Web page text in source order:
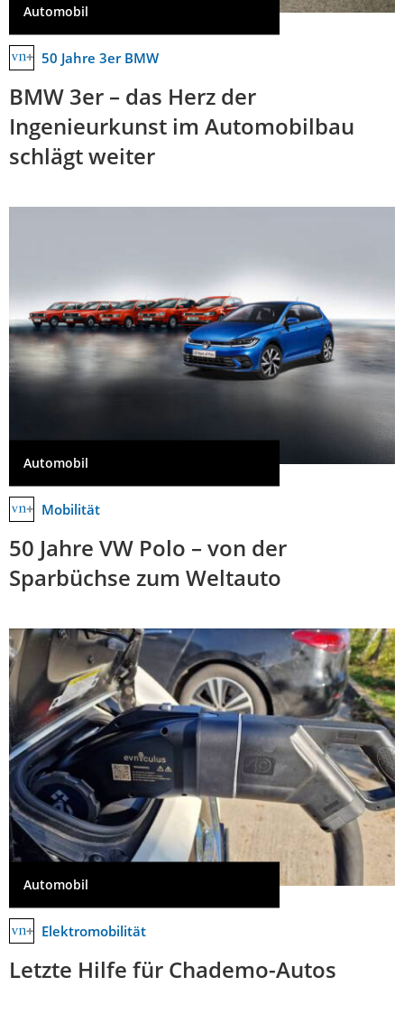
Automobil
50 Jahre 3er BMW
BMW 3er – das Herz der
Ingenieurkunst im Automobilbau
schlägt weiter
Automobil
Mobilität
50 Jahre VW Polo – von der
Sparbüchse zum Weltauto
Automobil
Elektromobilität
Letzte Hilfe für Chademo-Autos